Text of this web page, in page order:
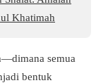
Khatimah
semua
bentuk